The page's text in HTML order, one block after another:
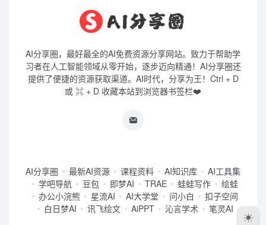
AI分享圈，最好最全的AI免费资源分享网站。致力于帮助学
习者在人工智能领域从零开始，逐步迈向精通！AI分享圈还
提供了便捷的资源获取渠道。AI时代，分享为王！Ctrl + D
或 ⌘ + D 收藏本站到浏览器书签栏❤️
AI分享圈 最新AI资源 课程资料 AI知识库
AI工具集
学吧导航
豆包 即梦AI TRAE 蛙蛙写作
绘蛙
办公小浣熊
星流AI AI大学堂 问小白
扣子空间
白日梦AI
讯飞绘文 AiPPT 沁言学术 笔灵AI